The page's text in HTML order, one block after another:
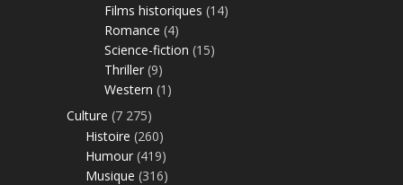
Films historiques (14)
Romance (4)
Science-fiction (15)
Thriller (9)
Western (1)
Culture (7 275)
Histoire (260)
Humour (419)
Musique (316)